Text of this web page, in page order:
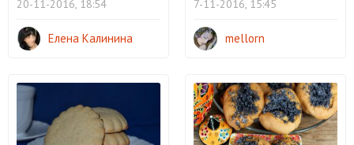
20-11-2016, 18:54
Елена Калинина
7-11-2016, 15:45
mellorn